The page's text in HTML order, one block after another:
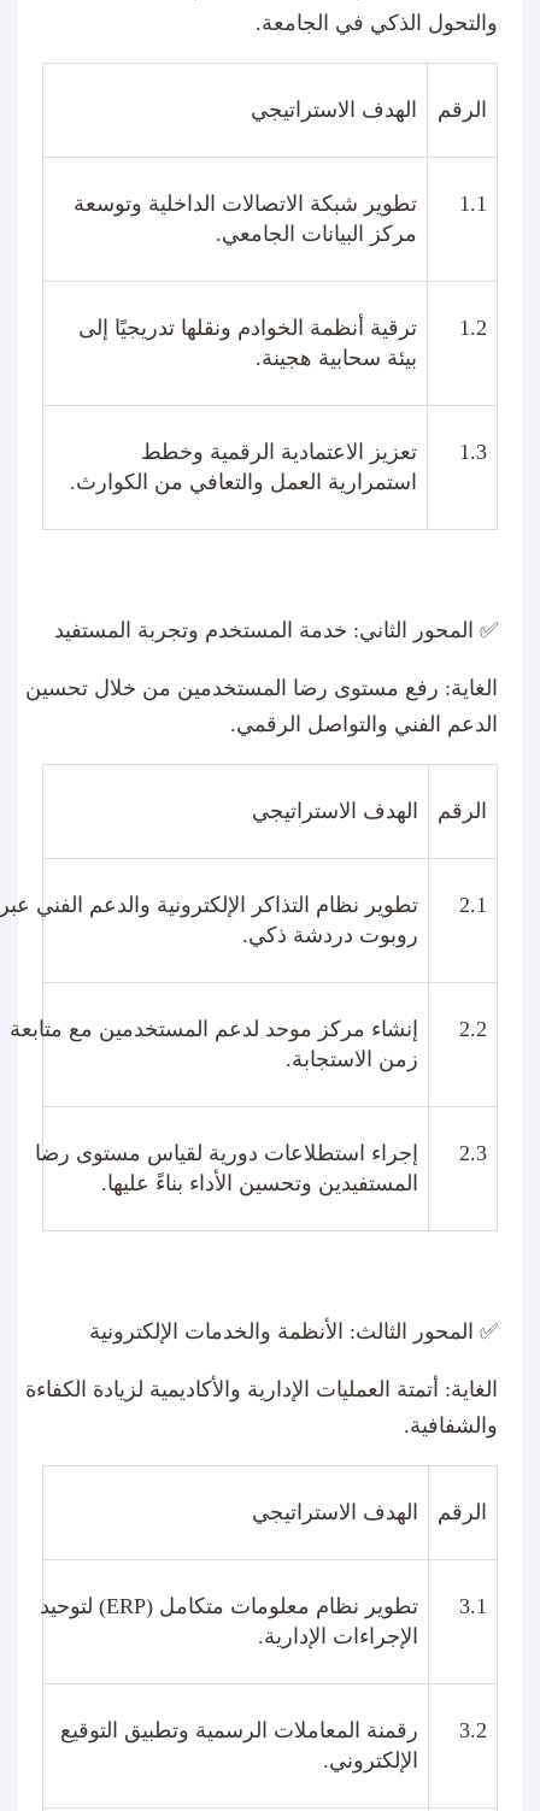
والتحول الذكي في الجامعة.
الرقم الهدف الاستراتيجي
1.1
تطوير شبكة الاتصالات الداخلية وتوسعة
مركز البيانات الجامعي.
1.2
ترقية أنظمة الخوادم ونقلها تدريجيًا إلى
بيئة سحابية هجينة.
1.3
تعزيز الاعتمادية الرقمية وخطط
استمرارية العمل والتعافي من الكوارث.
✅ المحور الثاني: خدمة المستخدم وتجربة المستفيد
الغاية: رفع مستوى رضا المستخدمين من خلال تحسين
الدعم الفني والتواصل الرقمي.
الرقم الهدف الاستراتيجي
2.1
تطوير نظام التذاكر الإلكترونية والدعم الفني عبر
روبوت دردشة ذكي.
2.2
إنشاء مركز موحد لدعم المستخدمين مع متابعة
زمن الاستجابة.
2.3
إجراء استطلاعات دورية لقياس مستوى رضا
المستفيدين وتحسين الأداء بناءً عليها.
✅ المحور الثالث: الأنظمة والخدمات الإلكترونية
الغاية: أتمتة العمليات الإدارية والأكاديمية لزيادة الكفاءة
والشفافية.
الرقم الهدف الاستراتيجي
3.1 تطوير نظام معلومات متكامل (ERP) لتوحيد
الإجراءات الإدارية.
3.2
رقمنة المعاملات الرسمية وتطبيق التوقيع
الإلكتروني.